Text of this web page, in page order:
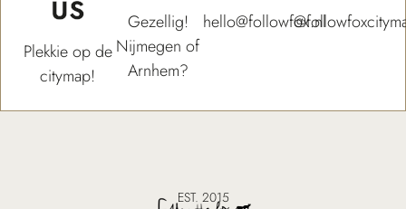
US
Plekkie op de
citymap!
Gezellig!
Nijmegen of
Arnhem?
hello@followfox.nl
EST. 2015